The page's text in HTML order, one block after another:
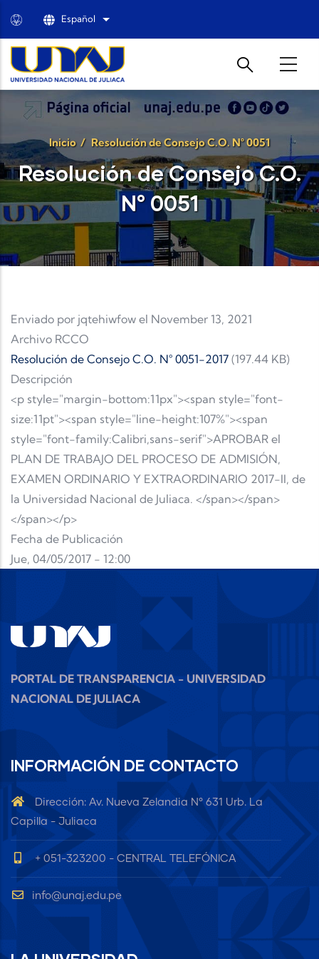
Español Lista adicional de acciones
Inicio / Resolución de Consejo C.O. N° 0051
Resolución de Consejo C.O.
N° 0051
Enviado por jqtehiwfow el November 13, 2021
Archivo RCCO
Resolución de Consejo C.O. N° 0051-2017 (197.44 KB)
Descripción
<p style="margin-bottom:11px"><span style="font-
size:11pt"><span style="line-height:107%"><span
style="font-family:Calibri,sans-serif">APROBAR el
PLAN DE TRABAJO DEL PROCESO DE ADMISIÓN,
EXAMEN ORDINARIO Y EXTRAORDINARIO 2017-II, de
la Universidad Nacional de Juliaca. </span></span>
</span></p>
Fecha de Publicación
Jue, 04/05/2017 - 12:00
PORTAL DE TRANSPARENCIA - UNIVERSIDAD
NACIONAL DE JULIACA
INFORMACIÓN DE CONTACTO
Dirección: Av. Nueva Zelandia N° 631 Urb. La
Capilla - Juliaca
+ 051-323200 - CENTRAL TELEFÓNICA
info@unaj.edu.pe